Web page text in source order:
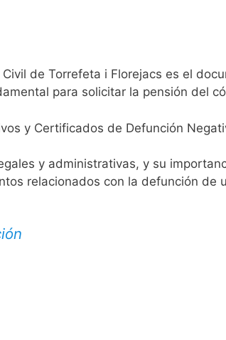
de Torrefeta i Florejacs es el
para solicitar la pensión del
y Certificados de Defunción
y administrativas, y su
relacionados con la defunción de